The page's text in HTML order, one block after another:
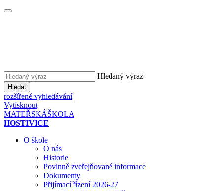
Hledaný výraz
Hledat
rozšířené vyhledávání
Vytisknout
MATEŘSKÁŠKOLA
HOSTIVICE
O škole
O nás
Historie
Povinně zveřejňované informace
Dokumenty
Přijímací řízení 2026-27